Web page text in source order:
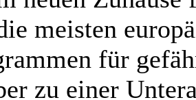
meisten
für
zu einer